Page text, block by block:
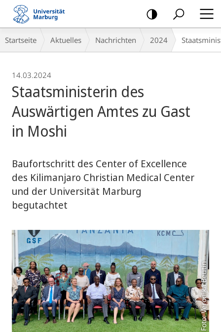
Mobile-
Navigation
Breadcrumb-
Navigation
Startseite Aktuelles Nachrichten 2024
14.03.2024
Staatsministerin des
Auswärtigen Amtes zu Gast
in Moshi
Baufortschritt des Center of Excellence
des Kilimanjaro Christian Medical Center
und der Universität Marburg
begutachtet
Foto: Veronika Beutin